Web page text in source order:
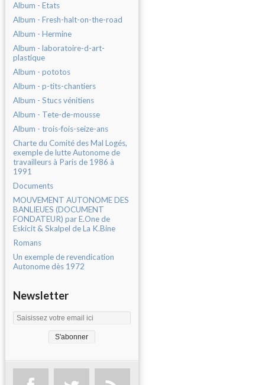
Album - Etats
Album - Fresh-halt-on-the-road
Album - Hermine
Album - laboratoire-d-art-
plastique
Album - pototos
Album - p-tits-chantiers
Album - Stucs vénitiens
Album - Tete-de-mousse
Album - trois-fois-seize-ans
Charte du Comité des Mal Logés,
exemple de lutte Autonome de
travailleurs à Paris de 1986 à
1991
Documents
MOUVEMENT AUTONOME DES
BANLIEUES (DOCUMENT
FONDATEUR) par E.One de
Eskicit & Skalpel de La K.Bine
Romans
Un exemple de revendication
Autonome dès 1972
Newsletter